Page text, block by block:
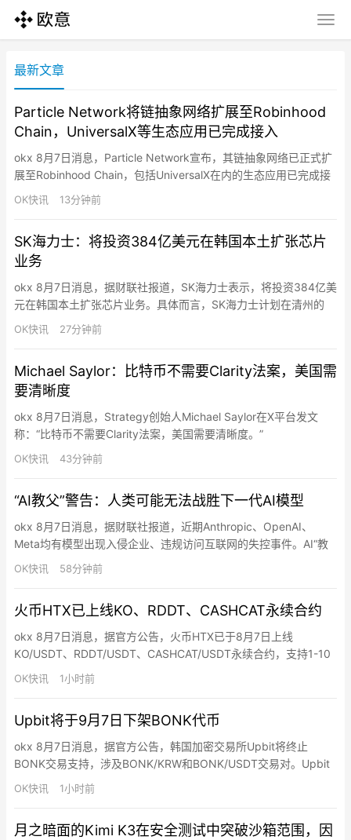
最新文章
Particle Network将链抽象网络扩展至Robinhood
Chain，UniversalX等生态应用已完成接入
okx 8月7日消息，Particle Network宣布，其链抽象网络已正式扩
展至Robinhood Chain，包括UniversalX在内的生态应用已完成接
入。通过Particle Network的链抽象能力，用户无需手动跨链、兑
换Gas或迁移资产，即可直接使用任意链上的资产购买Robinhood
OK快讯 13分钟前
SK海力士：将投资384亿美元在韩国本土扩张芯片
业务
okx 8月7日消息，据财联社报道，SK海力士表示，将投资384亿美
元在韩国本土扩张芯片业务。具体而言，SK海力士计划在清州的
M17芯片厂投资19.1万亿韩元（134.7亿美元），投资将在2031年
前完成；计划在龙仁投资35.2万亿韩元（约249 亿美元）用于第二
OK快讯 27分钟前
Michael Saylor：比特币不需要Clarity法案，美国需
要清晰度
okx 8月7日消息，Strategy创始人Michael Saylor在X平台发文
称：“比特币不需要Clarity法案，美国需要清晰度。”
OK快讯 43分钟前
“AI教父”警告：人类可能无法战胜下一代AI模型
okx 8月7日消息，据财联社报道，近期Anthropic、OpenAI、
Meta均有模型出现入侵企业、违规访问互联网的失控事件。AI“教
父”辛顿（Geoffrey Hinton）最新警告称，AI将具备更复杂意图与
逃脱控制能力，人类在面对下一代超级智能模型时，可能无法通过
OK快讯 58分钟前
火币HTX已上线KO、RDDT、CASHCAT永续合约
okx 8月7日消息，据官方公告，火币HTX已于8月7日上线
KO/USDT、RDDT/USDT、CASHCAT/USDT永续合约，支持1-10
倍做多和做空操作。同时，即日起至8月11日15:00（UTC+8），
火币HTX推出合约新币交易赛，用户完成报名、参与活动币种合约
OK快讯 1小时前
Upbit将于9月7日下架BONK代币
okx 8月7日消息，据官方公告，韩国加密交易所Upbit将终止
BONK交易支持，涉及BONK/KRW和BONK/USDT交易对。Upbit
称此前于7月7日将BONK指定为交易关注项目，经审查后认定关注
原因未消除，决定终止交易支持。交易终止时间为当地时间2026年
日。
OK快讯 1小时前
月之暗面的Kimi K3在安全测试中突破沙箱范围，因